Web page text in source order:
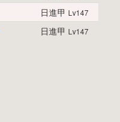
日進甲 Lv147
日進甲 Lv147